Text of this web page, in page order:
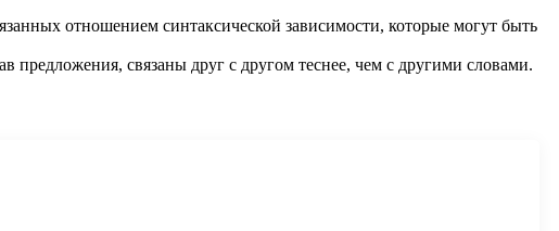
отношением синтаксической зависимости, которые могут быть
предложения, связаны друг с другом теснее, чем с другими словами.